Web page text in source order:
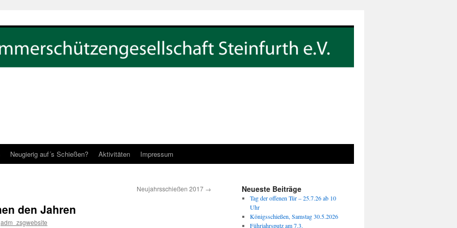
Neugierig auf´s Schießen? Aktivitäten Impressum
Neujahrsschießen 2017 →
den Jahren
adm_zsgwebsite
Neueste Beiträge
Tag der offenen Tür – 25.7.26 ab 10
Uhr
Königsschießen, Samstag 30.5.2026
Führjahrsputz am 7.3.